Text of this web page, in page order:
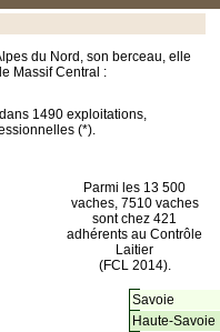
du Nord, son berceau, elle
Massif Central :
1490 exploitations,
(*).
Parmi les 13 500
vaches, 7510 vaches
sont chez 421
adhérents au Contrôle
Laitier
(FCL 2014).
Savoie
Haute-Savoie